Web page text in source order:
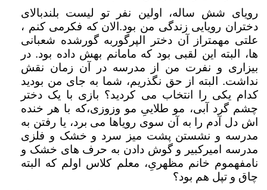
رویای شش ساله، اولین نفر تو لیست بلندبالای
دختران رویایی زندگی من بود.الان که فکرمی کنم ،
علتی مهمتراز آن دختر الپرگوربه گورشده شعبانی
ها، البته این لقبی بود که مامانم بهش داده بود. در
بیزاری و نفرت من از مدرسه در آن زمان نقش
نداشت. البته از حق نگذریم، شما به جای من بودید
کدام یکی را انتخاب می کردید؟ بازی با یک دختر
چشم گرد آبی، مو طلاییِ مو وزوزی،که با هر خنده
اش دل آدم را به آن سوی رویاها می برد، یا رفتن به
مدرسه و نشستن پشت میز سرد و خشک و فلزی
مدرسه امیرکبیر و گوش دادن به حرف های خشک و
نامفهموم خانم مظهریِ، معلم کلاس اولم که البته
چاق و تپل هم بود؟